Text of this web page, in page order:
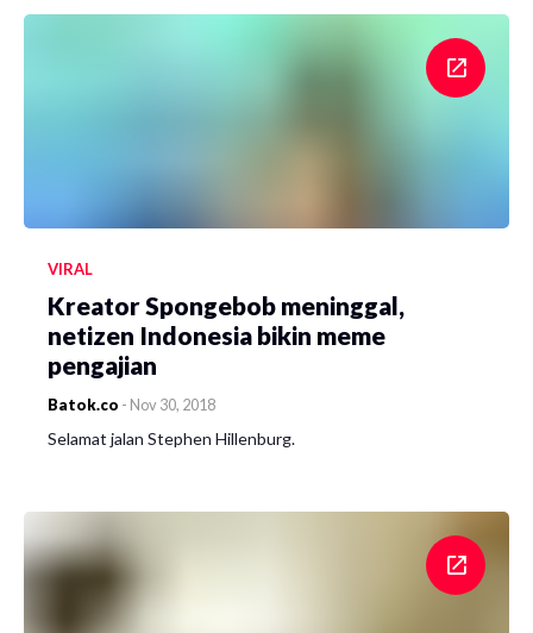
VIRAL
Kreator Spongebob meninggal,
netizen Indonesia bikin meme
pengajian
Batok.co - Nov 30, 2018
Selamat jalan Stephen Hillenburg.